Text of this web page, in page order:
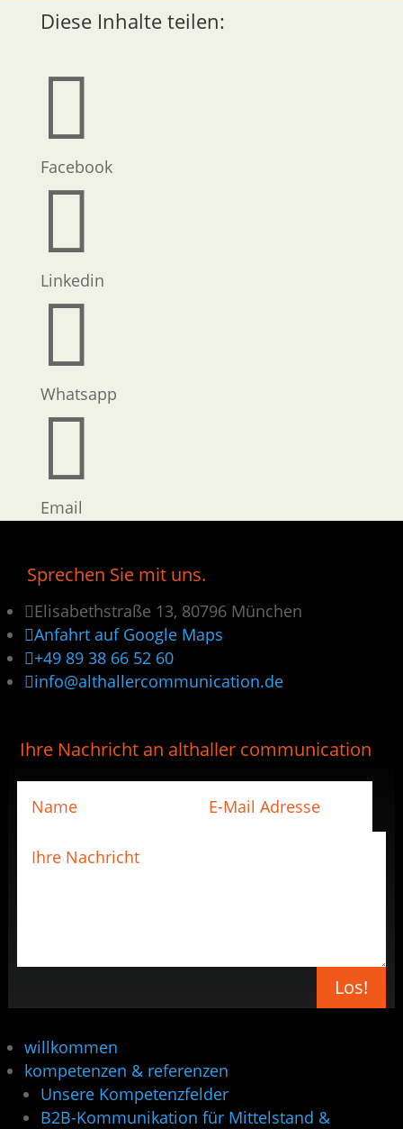
Diese Inhalte teilen:

Facebook

Linkedin

Whatsapp

Email
Sprechen Sie mit uns.
Elisabethstraße 13, 80796 München
Anfahrt auf Google Maps
+49 89 38 66 52 60
info@althallercommunication.de
Ihre Nachricht an althaller communication
Los!
willkommen
kompetenzen & referenzen
Unsere Kompetenzfelder
B2B-Kommunikation für Mittelstand &